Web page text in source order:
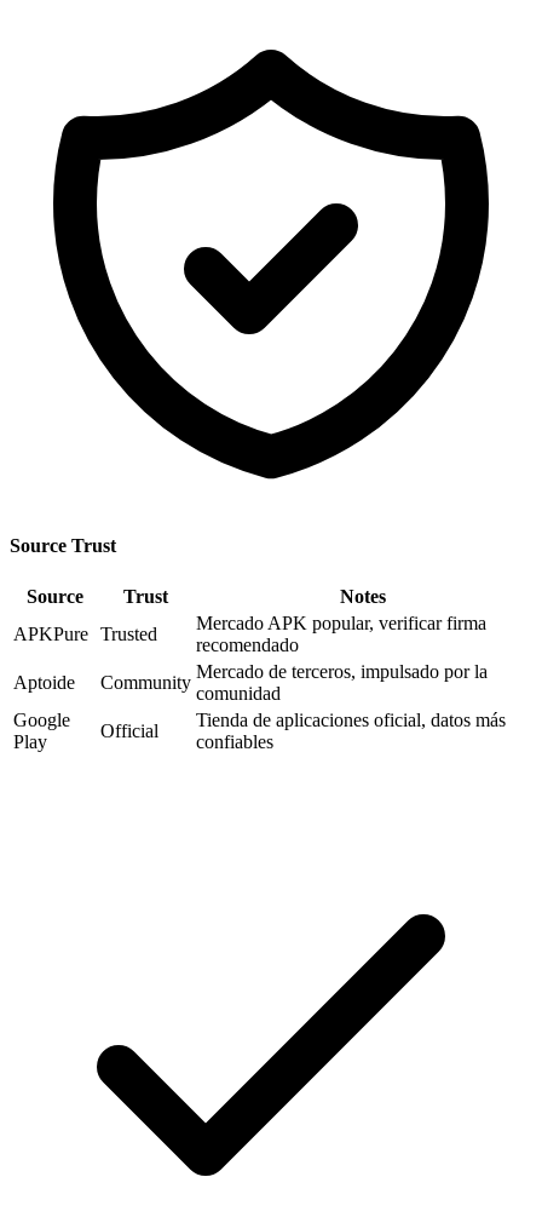
Source Trust
Source Trust
Notes
APKPure Trusted
Mercado APK popular, verificar firma
recomendado
Aptoide
Community
Mercado de terceros, impulsado por la
comunidad
Google
Play
Official
Tienda de aplicaciones oficial, datos más
confiables